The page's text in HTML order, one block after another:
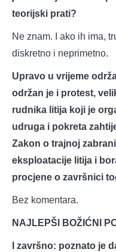
teorijski prati?
Ne znam. I ako ih ima,
diskretno i neprimetno.
Upravo u vrijeme
održan je i protest,
rudnika litija koji je
udruga i pokreta
Zakon o trajnoj
eksploatacije litija i
procjene o završnici
Bez komentara.
NAJLEPŠI BOŽIĆNI
I završno: poznato je